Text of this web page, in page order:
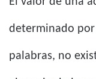
determinado
palabras, no